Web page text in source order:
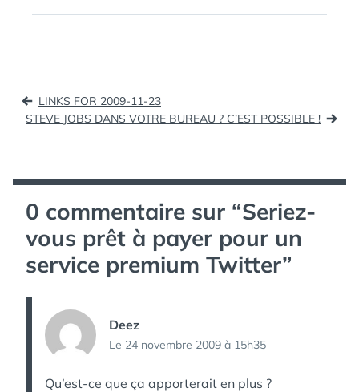
Themes | Premium
vie" riposte Nan, elle est
pas belle la vie... (tags:
Navigation
de
LINKS FOR 2009-11-23
STEVE JOBS DANS VOTRE BUREAU ? C’EST POSSIBLE !
0 commentaire sur “Seriez-
vous prêt à payer pour un
service premium Twitter”
Deez
Le 24 novembre 2009 à 15h35
Qu’est-ce que ça apporterait en plus ?